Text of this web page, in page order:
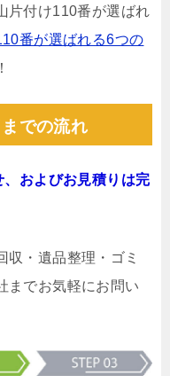
片付け110番が選ばれ
番が選ばれる6つの
での流れ
、およびお見積りは完
収・遺品整理・ゴミ
までお気軽にお問い